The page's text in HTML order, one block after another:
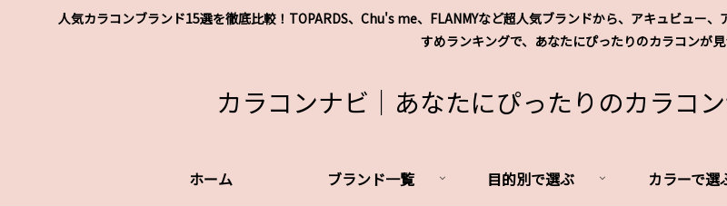
人気カラコンブランド15選を徹底比較！TOPARDS、Chu's me、FLANMYなど超人気ブランドから、アキュビュー
すめランキングで、あなたにぴったりのカラコンが見
カラコンナビ｜あなたにぴったりのカラコ
ホーム ブランド一覧 目的別で選ぶ カラーで選